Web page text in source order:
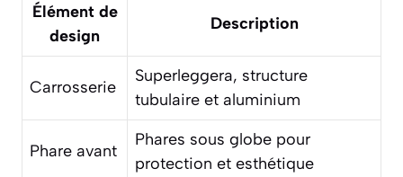
Élément de
design
Description
Carrosserie
Superleggera, structure
tubulaire et aluminium
Phare avant
Phares sous globe pour
protection et esthétique